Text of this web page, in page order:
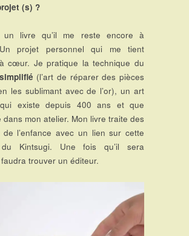
(s) ?
un livre qu’il me reste encore à
projet personnel qui me tient
cœur. Je pratique la technique du
(l’art de réparer des pièces
les sublimant avec de l’or), un art
existe depuis 400 ans et que
dans mon atelier. Mon livre traite des
de l’enfance avec un lien sur cette
Kintsugi. Une fois qu’il sera
trouver un éditeur.